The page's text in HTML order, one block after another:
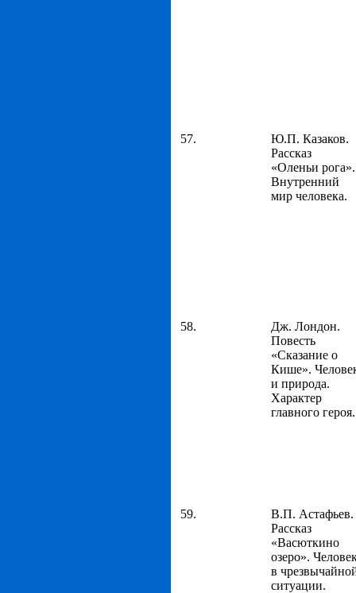
57.
Ю.П. Казаков.
Рассказ
«Оленьи рога».
Внутренний
мир человека.
58.
Дж. Лондон.
Повесть
«Сказание о
Кише».
и природа.
Характер
главного героя.
59.
В.П. Астафьев.
Рассказ
«Васюткино
озеро».
в
ситуации.